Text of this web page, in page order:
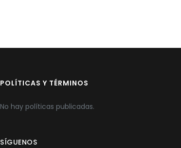
POLÍTICAS Y TÉRMINOS
No hay políticas publicadas.
SÍGUENOS